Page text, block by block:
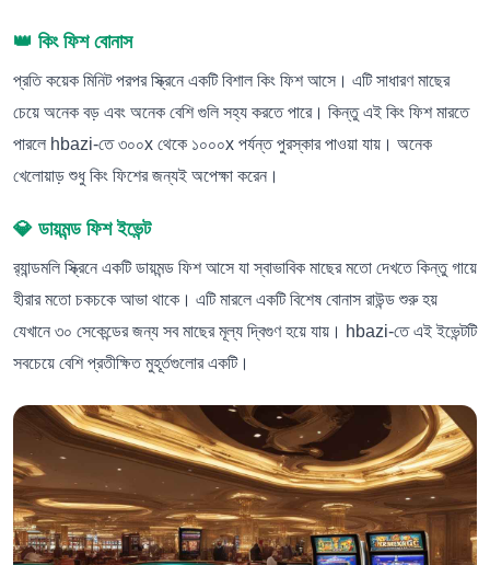
👑 কিং ফিশ বোনাস
প্রতি কয়েক মিনিট পরপর স্ক্রিনে একটি বিশাল কিং ফিশ আসে। এটি সাধারণ মাছের
চেয়ে অনেক বড় এবং অনেক বেশি গুলি সহ্য করতে পারে। কিন্তু এই কিং ফিশ মারতে
পারলে hbazi-তে ৩০০x থেকে ১০০০x পর্যন্ত পুরস্কার পাওয়া যায়। অনেক
খেলোয়াড় শুধু কিং ফিশের জন্যই অপেক্ষা করেন।
💎 ডায়মন্ড ফিশ ইভেন্ট
র‍্যান্ডমলি স্ক্রিনে একটি ডায়মন্ড ফিশ আসে যা স্বাভাবিক মাছের মতো দেখতে কিন্তু গায়ে
হীরার মতো চকচকে আভা থাকে। এটি মারলে একটি বিশেষ বোনাস রাউন্ড শুরু হয়
যেখানে ৩০ সেকেন্ডের জন্য সব মাছের মূল্য দ্বিগুণ হয়ে যায়। hbazi-তে এই ইভেন্টটি
সবচেয়ে বেশি প্রতীক্ষিত মুহূর্তগুলোর একটি।